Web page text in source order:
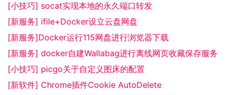
[小技巧] socat实现本地的永久端口转发
[新服务] ifile+Docker设立云盘网盘
[新服务]Docker运行115网盘进行浏览器下载
[新服务] docker自建Wallabag进行离线网页收藏保存服务
[小技巧] picgo关于自定义图床的配置
[新软件] Chrome插件Cookie AutoDelete